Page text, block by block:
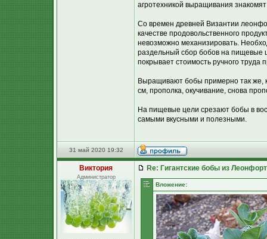
агротехникой выращивания
Со времен древней Византии
качестве продовольственного
невозможно механизировать.
раздельный сбор бобов на пищевые
покрывает стоимость ручного
Выращивают бобы примерно так же,
см, прополка, окучивание, снова
На пищевые цели срезают бобы в
самыми вкусными и полезными.
31 май 2020 19:32
Виктория
Администратор
Re: Гигантские бобы из
Вложение: